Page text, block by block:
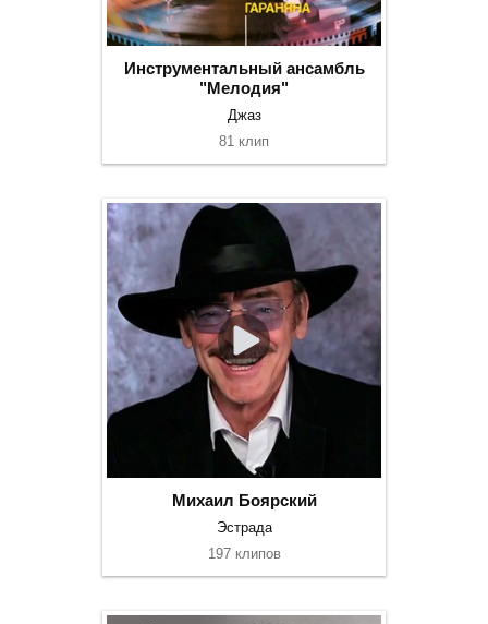
Инструментальный ансамбль
"Мелодия"
Джаз
81 клип
Михаил Боярский
Эстрада
197 клипов